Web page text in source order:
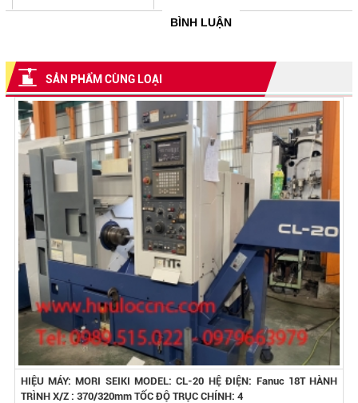
BÌNH LUẬN
SẢN PHẨM CÙNG LOẠI
HIỆU MÁY: MORI SEIKI MODEL: CL-20 HỆ ĐIỆN: Fanuc 18T HÀNH
TRÌNH X/Z : 370/320mm TỐC ĐỘ TRỤC CHÍNH: 4